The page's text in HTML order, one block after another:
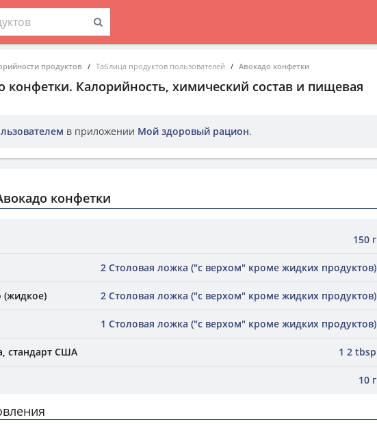
продуктов Таблица продуктов пользователей Авокадо конфетки
конфетки. Калорийность, химический состав и пищевая
в приложении Мой здоровый рацион.
конфетки
150 г
2 Столовая ложка ("с верхом" кроме жидких продуктов)
(жидкое) 2 Столовая ложка ("с верхом" кроме жидких продуктов)
1 Столовая ложка ("с верхом" кроме жидких продуктов)
стандарт США 1 2 tbsp
10 г